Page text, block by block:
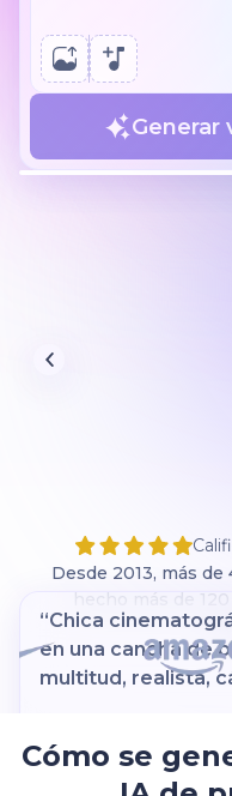
Generar
“Surfista camina
tabla de surf bajo
enmarcando la
Desde 2013, más
hecho más de
Cómo se